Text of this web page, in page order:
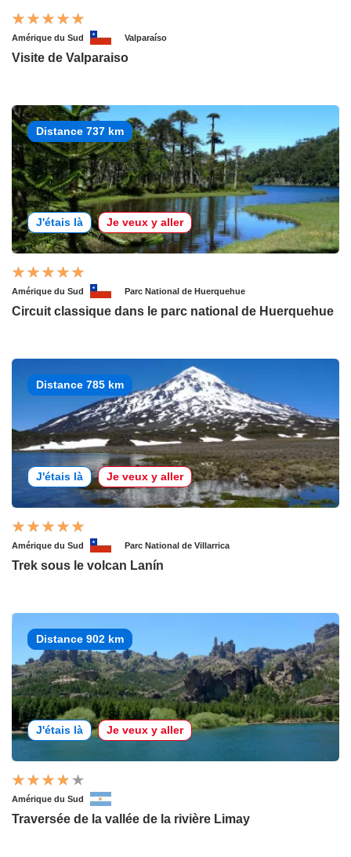
Amérique du Sud Valparaíso
Visite de Valparaiso
Distance 737 km
J'étais là Je veux y aller
Amérique du Sud Parc National de Huerquehue
Circuit classique dans le parc national de Huerquehue
Distance 785 km
J'étais là Je veux y aller
Amérique du Sud Parc National de Villarrica
Trek sous le volcan Lanín
Distance 902 km
J'étais là Je veux y aller
Amérique du Sud
Traversée de la vallée de la rivière Limay